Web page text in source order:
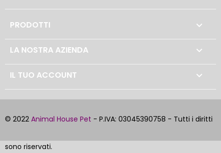
PRODOTTI 
LA NOSTRA AZIENDA 
IL TUO ACCOUNT 
© 2022 Animal House Pet - P.IVA: 03045390758 - Tutti i diritti
sono riservati.